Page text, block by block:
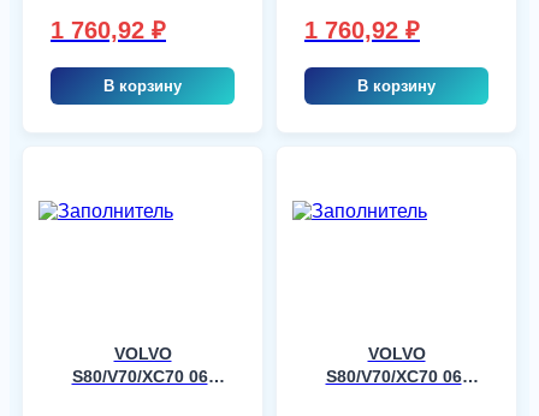
1 760,92 ₽
В корзину
1 760,92 ₽
В корзину
VOLVO
S80/V70/XC70 06-
VOLVO
S80/V70/XC70 06-